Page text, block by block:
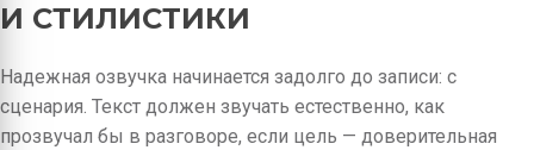
И СТИЛИСТИКИ
Надежная озвучка начинается задолго до записи: с
сценария. Текст должен звучать естественно, как
прозвучал бы в разговоре, если цель — доверительная